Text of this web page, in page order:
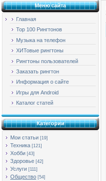
Меню сайта
Главная
Top 100 Рингтонов
Музыка на телефон
ХИТовые рингтоны
Рингтоны пользователей
Заказать рингтон
Информация о сайте
Игры для Android
Каталог статей
Категории
Мои статьи [19]
Техника [121]
Хобби [43]
Здоровье [42]
Услуги [111]
Общество [54]